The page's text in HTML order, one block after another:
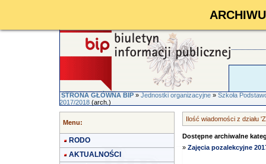
STRONA GŁÓWNA BIP»Jednostki organizacyjne»Szkoła
2017/2018(arch.)
Menu:
RODO
AKTUALNOŚCI
Ilość wiadomości z działu
Dostępne archiwalne
» Zajęcia pozalekcyjne